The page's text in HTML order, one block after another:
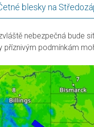
blesky na
nebezpečná bude
příznivým podmínkám